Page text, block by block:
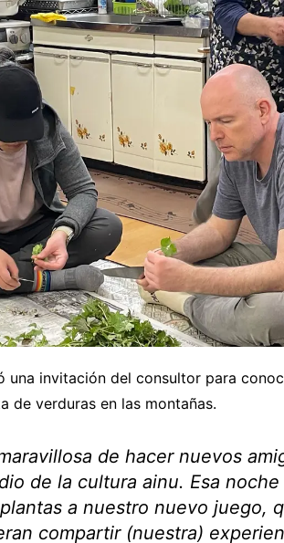
una invitación del consultor para
de verduras en las montañas.
de hacer nuevos
de la cultura ainu. Esa
a nuestro nuevo juego,
compartir (nuestra)